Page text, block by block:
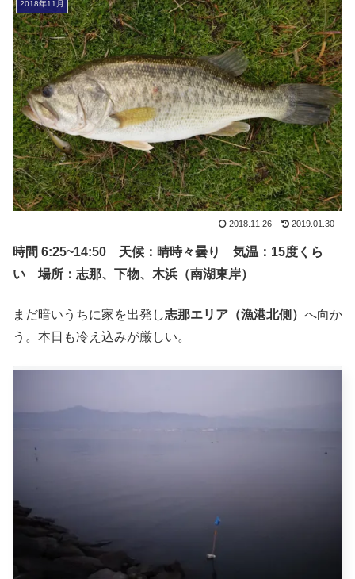
2018年11月
2018.11.26 2019.01.30
時間 6:25~14:50 天候：晴時々曇り 気温：15度くら
い 場所：志那、下物、木浜（南湖東岸）
まだ暗いうちに家を出発し志那エリア（漁港北側） へ向か
う。本日も冷え込みが厳しい。